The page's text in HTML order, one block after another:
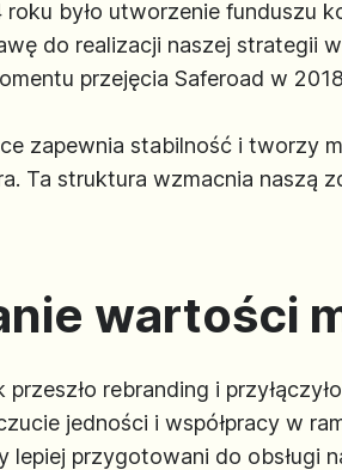
było utworzenie funduszu
do realizacji naszej strategii
przejęcia Saferoad w
zapewnia stabilność i tworzy
Ta struktura wzmacnia naszą
wartości
rebranding i
jedności i współpracy w
lepiej przygotowani do obsługi